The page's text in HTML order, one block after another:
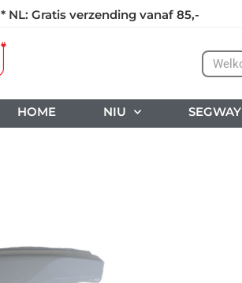
* NL: Gratis verzending vanaf 85,-
HOME NIU SEGWAY